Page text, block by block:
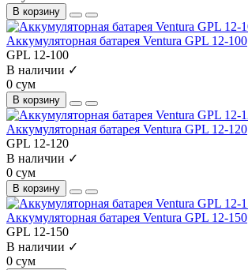
В корзину
Аккумуляторная батарея Ventura GPL 12-100
GPL 12-100
В наличии ✓
0 сум
В корзину
Аккумуляторная батарея Ventura GPL 12-120
GPL 12-120
В наличии ✓
0 сум
В корзину
Аккумуляторная батарея Ventura GPL 12-150
GPL 12-150
В наличии ✓
0 сум